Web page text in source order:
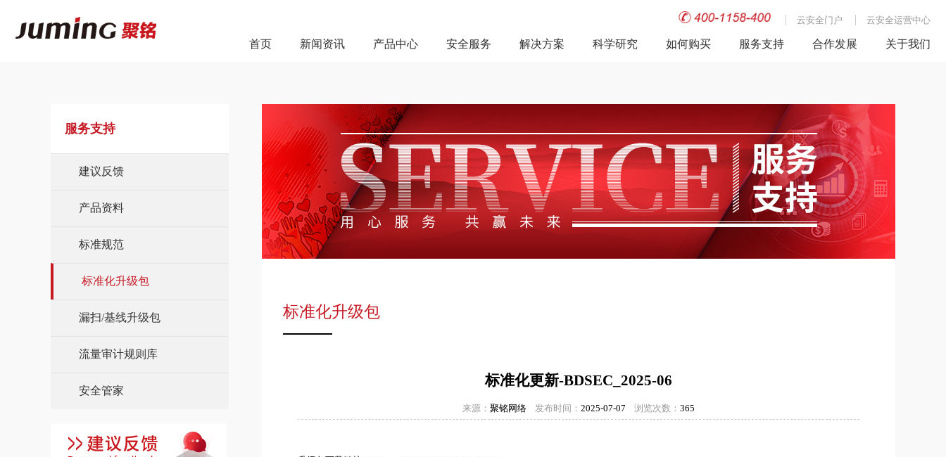
云安全门户 云安全运营中心
首页 新闻资讯 产品中心 安全服务 解决方案 科学研究 如何购买 服务支持 合作发展 关于我们
服务支持
建议反馈
产品资料
标准规范
标准化升级包
漏扫/基线升级包
流量审计规则库
安全管家
标准化升级包
标准化更新-BDSEC_2025-06
来源： 聚铭网络 发布时间： 2025-07-07 浏览次数： 365